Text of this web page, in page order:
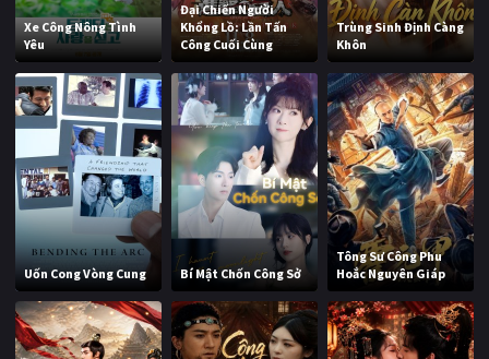
Xe Công Nông Tình
Yêu
Đại Chiến Người
Khổng Lồ: Lần Tấn
Công Cuối Cùng
Trùng Sinh Định Càng
Khôn
Uốn Cong Vòng Cung Bí Mật Chốn Công Sở
Tông Sư Công Phu
Hoắc Nguyên Giáp